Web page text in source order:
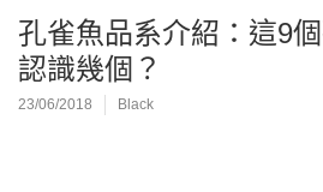
孔雀魚品系介紹：這9
認識幾個？
23/06/2018 Black